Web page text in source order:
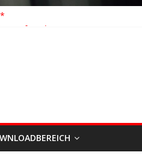
Rauchentwicklung * Föhrden-Barl *